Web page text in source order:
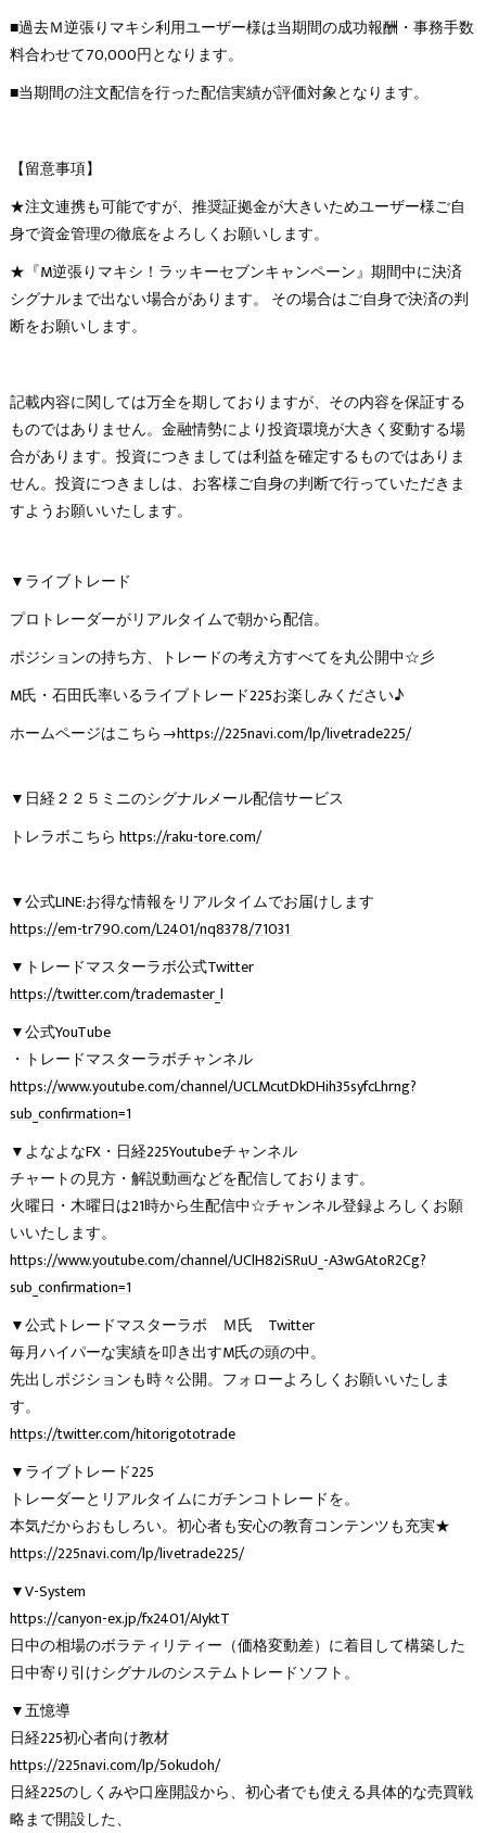
■過去Ｍ逆張りマキシ利用ユーザー様は当期間の成功報酬・事務手数
料合わせて70,000円となります。
■当期間の注文配信を行った配信実績が評価対象となります。
【留意事項】
★注文連携も可能ですが、推奨証拠金が大きいためユーザー様ご自
身で資金管理の徹底をよろしくお願いします。
★『M逆張りマキシ！ラッキーセブンキャンペーン』期間中に決済
シグナルまで出ない場合があります。 その場合はご自身で決済の判
断をお願いします。
記載内容に関しては万全を期しておりますが、その内容を保証する
ものではありません。金融情勢により投資環境が大きく変動する場
合があります。投資につきましては利益を確定するものではありま
せん。投資につきましは、お客様ご自身の判断で行っていただきま
すようお願いいたします。
▼ライブトレード
プロトレーダーがリアルタイムで朝から配信。
ポジションの持ち方、トレードの考え方すべてを丸公開中☆彡
M氏・石田氏率いるライブトレード225お楽しみください♪
ホームページはこちら→https://225navi.com/lp/livetrade225/
▼日経２２５ミニのシグナルメール配信サービス
トレラボこちら https://raku-tore.com/
▼公式LINE:お得な情報をリアルタイムでお届けします
https://em-tr790.com/L2401/nq8378/71031
▼トレードマスターラボ公式Twitter
https://twitter.com/trademaster_l
▼公式YouTube
・トレードマスターラボチャンネル
https://www.youtube.com/channel/UCLMcutDkDHih35syfcLhrng?
sub_confirmation=1
▼よなよなFX・日経225Youtubeチャンネル
チャートの見方・解説動画などを配信しております。
火曜日・木曜日は21時から生配信中☆チャンネル登録よろしくお願
いいたします。
https://www.youtube.com/channel/UClH82iSRuU_-A3wGAtoR2Cg?
sub_confirmation=1
▼公式トレードマスターラボ Ｍ氏 Twitter
毎月ハイパーな実績を叩き出すM氏の頭の中。
先出しポジションも時々公開。フォローよろしくお願いいたしま
す。
https://twitter.com/hitorigototrade
▼ライブトレード225
トレーダーとリアルタイムにガチンコトレードを。
本気だからおもしろい。初心者も安心の教育コンテンツも充実★
https://225navi.com/lp/livetrade225/
▼V-System
https://canyon-ex.jp/fx2401/AIyktT
日中の相場のボラティリティー（価格変動差）に着目して構築した
日中寄り引けシグナルのシステムトレードソフト。
▼五憶導
日経225初心者向け教材
https://225navi.com/lp/5okudoh/
日経225のしくみや口座開設から、初心者でも使える具体的な売買戦
略まで開設した、